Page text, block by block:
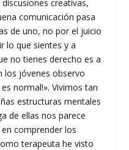
creativas,
comunicación pasa
de uno, no por el juicio
lo que sientes y a
no tienes derecho es a
los jóvenes observo
normal!». Vivimos tan
estructuras mentales
de ellas nos parece
comprender los
terapeuta he visto